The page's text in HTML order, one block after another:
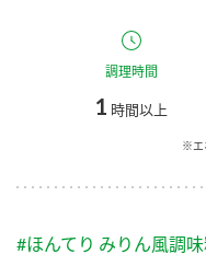
クイック調味料
ふりかけ
お酢ドリンク
納豆のサイト
企業理念
ミツカン
ミツカンを知る
環境への
採用情報
お客様相談セン
調理時間
1 時間以上
※エ
#ほんてり みりん風調